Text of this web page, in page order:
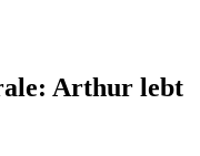
Arthur lebt